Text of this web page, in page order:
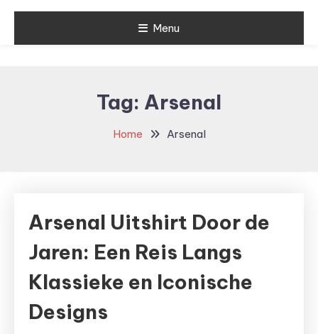
Menu
Tag: Arsenal
Home Arsenal
Arsenal Uitshirt Door de
Jaren: Een Reis Langs
Klassieke en Iconische
Designs